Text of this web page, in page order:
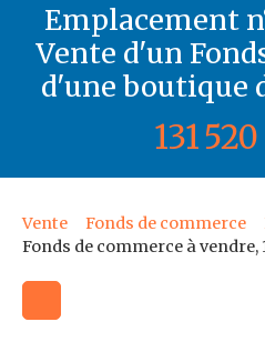
Emplacement
Vente d'un
d'une boutique
131 520
Vente Fonds de commerce
Fonds de commerce à vendre,